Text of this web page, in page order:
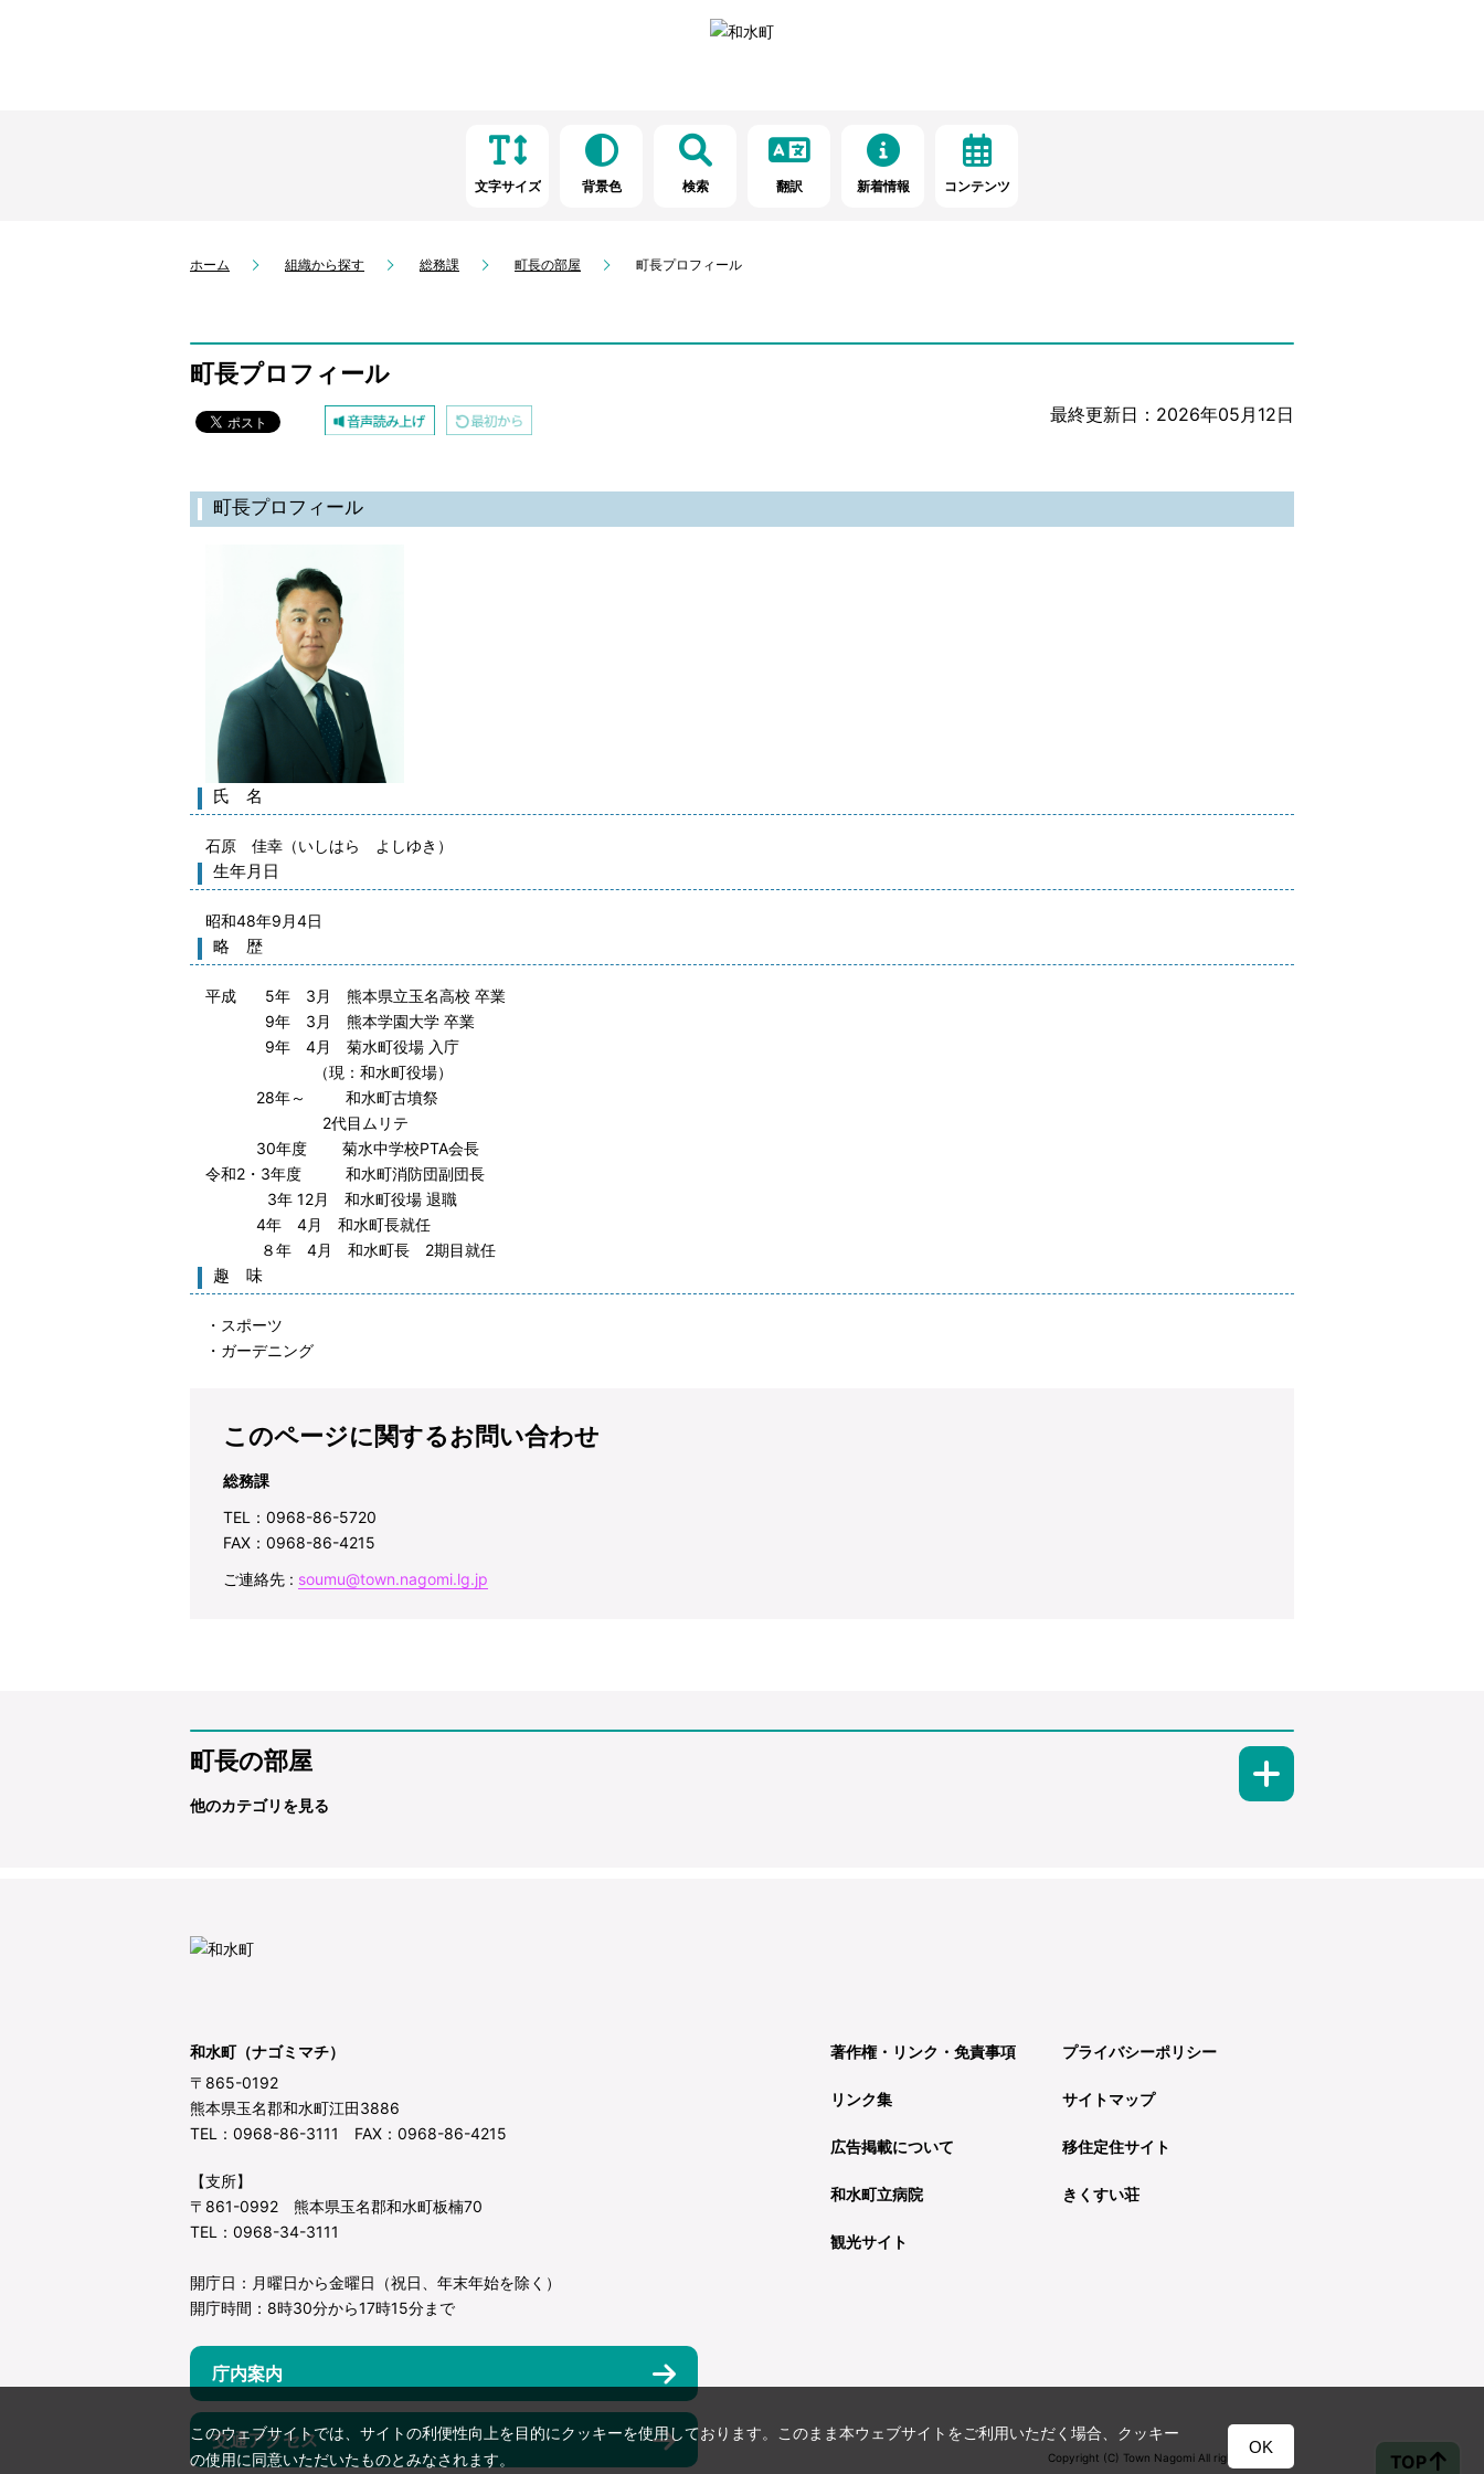
文字サイズ 背景色 検索 翻訳 新着情報 コンテンツ
ホーム 組織から探す 総務課 町長の部屋 町長プロフィール
町長プロフィール
最終更新日：2026年05月12日
町長プロフィール
氏 名
石原 佳幸（いしはら よしゆき）
生年月日
昭和48年9月4日
略 歴
平成 5年 3月 熊本県立玉名高校 卒業
9年 3月 熊本学園大学 卒業
9年 4月 菊水町役場 入庁
（現：和水町役場）
28年～ 和水町古墳祭
2代目ムリテ
30年度 菊水中学校PTA会長
令和2・3年度 和水町消防団副団長
3年 12月 和水町役場 退職
4年 4月 和水町長就任
８年 4月 和水町長 2期目就任
趣 味
・スポーツ
・ガーデニング
このページに関するお問い合わせ
総務課
TEL：0968-86-5720
FAX：0968-86-4215
ご連絡先 : soumu@town.nagomi.lg.jp
町長の部屋
他のカテゴリを見る
和水町（ナゴミマチ）
〒865-0192
熊本県玉名郡和水町江田3886
TEL：0968-86-3111 FAX：0968-86-4215
【支所】
〒861-0992 熊本県玉名郡和水町板楠70
TEL：0968-34-3111
開庁日：月曜日から金曜日（祝日、年末年始を除く）
開庁時間：8時30分から17時15分まで
庁内案内
交通アクセス
著作権・リンク・免責事項 プライバシーポリシー
リンク集 サイトマップ
広告掲載について 移住定住サイト
和水町立病院 きくすい荘
観光サイト
Copyright (C) Town Nagomi All rights reserved TOP
このウェブサイトでは、サイトの利便性向上を目的にクッキーを使用しております。このまま本ウェブサイトをご利用いただく場合、クッキー
の使用に同意いただいたものとみなされます。
OK